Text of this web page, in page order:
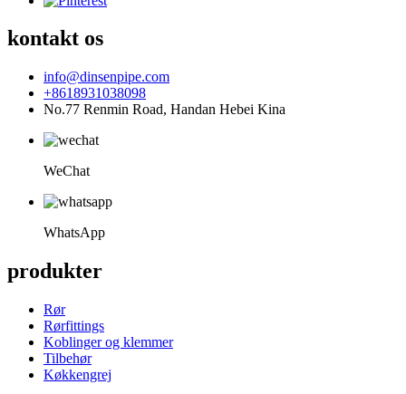
kontakt os
info@dinsenpipe.com
+8618931038098
No.77 Renmin Road, Handan Hebei Kina
WeChat
WhatsApp
produkter
Rør
Rørfittings
Koblinger og klemmer
Tilbehør
Køkkengrej